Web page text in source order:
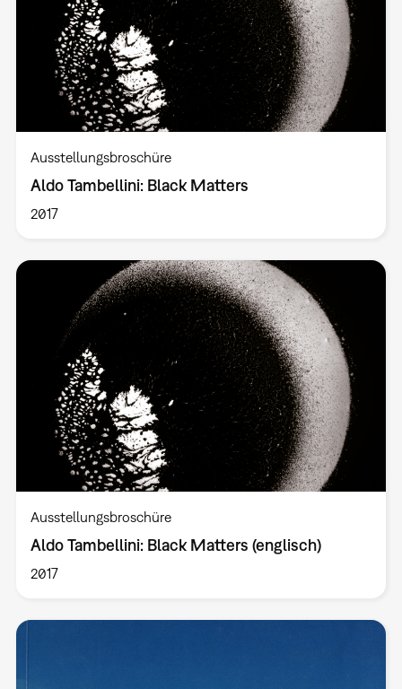
Ausstellungsbroschüre
Aldo Tambellini: Black Matters
2017
Ausstellungsbroschüre
Aldo Tambellini: Black Matters (englisch)
2017